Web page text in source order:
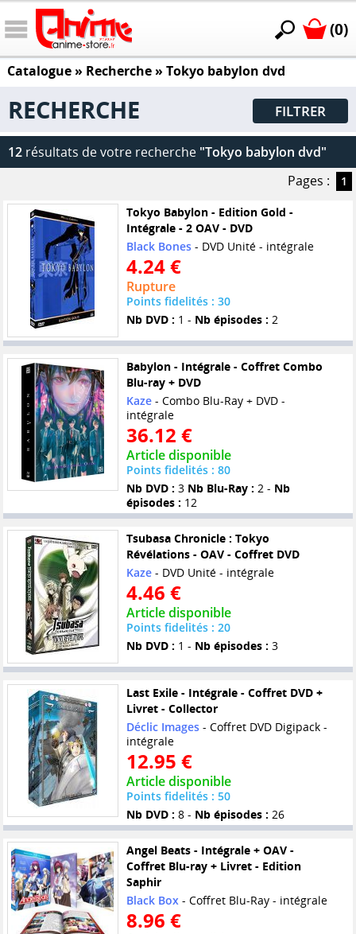
(0)
Catalogue» Recherche » Tokyo babylon dvd
RECHERCHE FILTRER
12 résultats de votre recherche "Tokyo babylon dvd"
Pages :
1
Tokyo Babylon - Edition Gold -
Intégrale - 2 OAV - DVD
Black Bones- DVD Unité - intégrale
4.24 €
Rupture
Points fidelités : 30
Nb DVD : 1 - Nb épisodes : 2
Babylon - Intégrale - Coffret Combo
Blu-ray + DVD
Kaze- Combo Blu-Ray + DVD -
intégrale
36.12 €
Article disponible
Points fidelités : 80
Nb DVD : 3 Nb Blu-Ray : 2 - Nb
épisodes : 12
Tsubasa Chronicle : Tokyo
Révélations - OAV - Coffret DVD
Kaze- DVD Unité - intégrale
4.46 €
Article disponible
Points fidelités : 20
Nb DVD : 1 - Nb épisodes : 3
Last Exile - Intégrale - Coffret DVD +
Livret - Collector
Déclic Images- Coffret DVD Digipack -
intégrale
12.95 €
Article disponible
Points fidelités : 50
Nb DVD : 8 - Nb épisodes : 26
Angel Beats - Intégrale + OAV -
Coffret Blu-ray + Livret - Edition
Saphir
Black Box- Coffret Blu-Ray - intégrale
8.96 €